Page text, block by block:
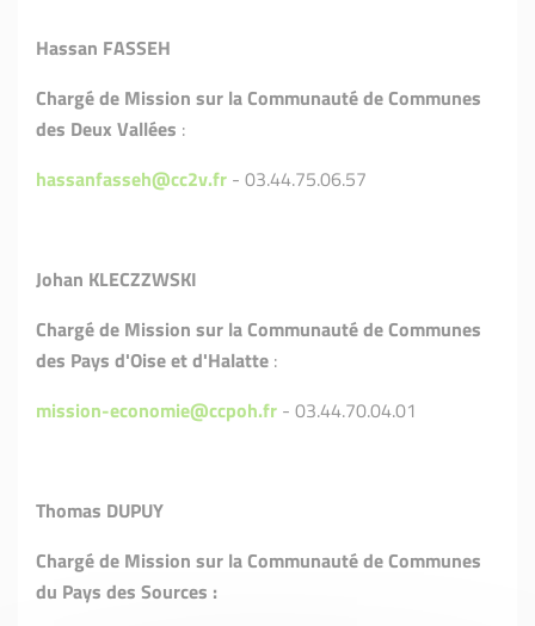
Hassan FASSEH
Chargé de Mission sur la Communauté de Communes
des Deux Vallées :
hassanfasseh@cc2v.fr - 03.44.75.06.57
Johan KLECZZWSKI
Chargé de Mission sur la Communauté de Communes
des Pays d'Oise et d'Halatte :
mission-economie@ccpoh.fr - 03.44.70.04.01
Thomas DUPUY
Chargé de Mission sur la Communauté de Communes
du Pays des Sources :